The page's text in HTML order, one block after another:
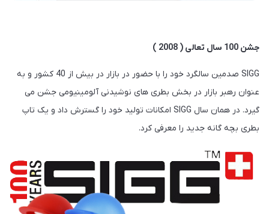
جشن 100 سال تعالی ( 2008 )
SIGG صدمین سالگرد خود را با حضور در بازار در بیش از 40 کشور و به
عنوان رهبر بازار در بخش بطری های نوشیدنی آلومینیومی جشن می
گیرد. در همان سال SIGG امکانات تولید خود را گسترش داد و یک تاپ
بطری بچه گانه جدید را معرفی کرد.